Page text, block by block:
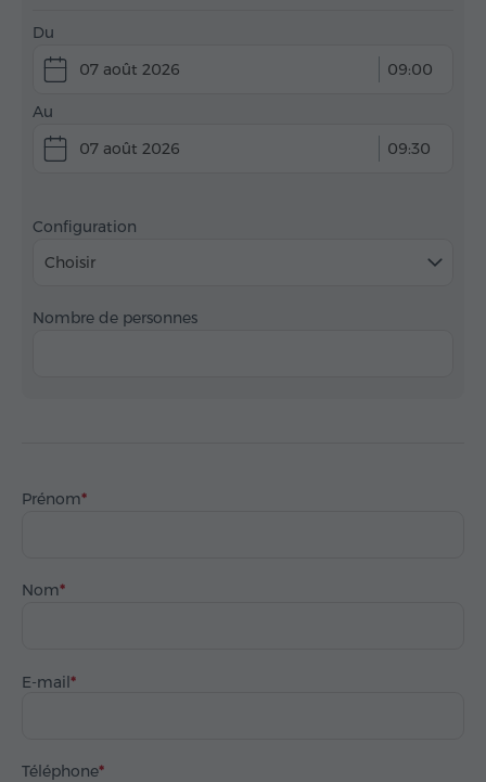
Du
07 août 2026
09:00
Au
07 août 2026
09:30
Configuration
Choisir
Nombre de personnes
Prénom
Nom
E-mail
Téléphone